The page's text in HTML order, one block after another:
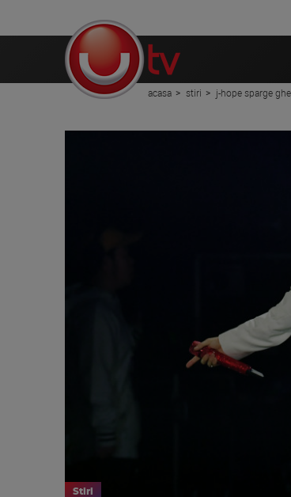
acasa stiri j-hope sparge
Stiri